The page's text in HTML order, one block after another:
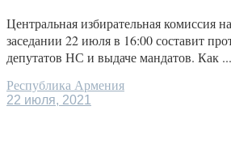
Центральная избирательная комиссия
заседании 22 июля в 16:00 составит
депутатов НС и выдаче мандатов. Как ...
Республика Армения
22 июля, 2021